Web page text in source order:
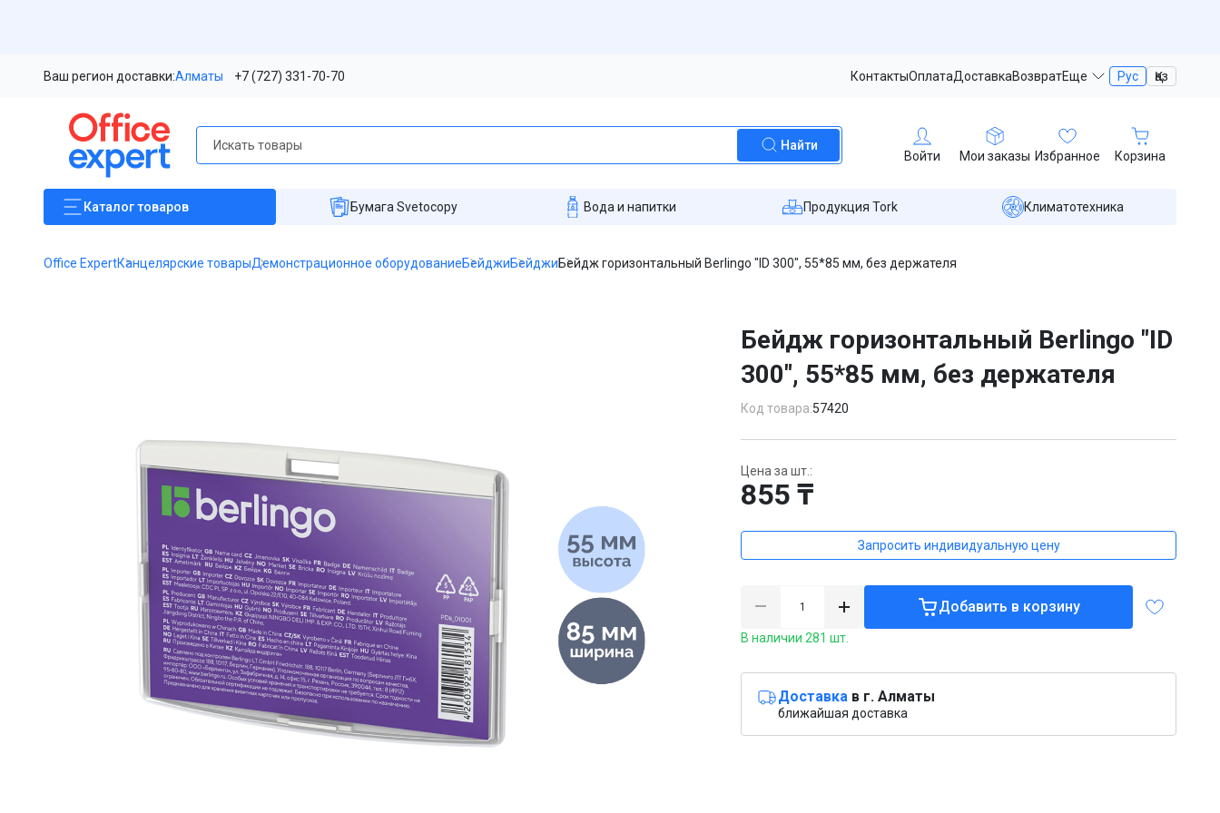
Ваш регион доставки:Алматы +7 (727) 331-70-70 КонтактыОплатаДоставкаВозвратЕще Рус Қаз
Найти
Войти Мои заказы Избранное Корзина
Каталогтоваров Бумага Svetocopy Вода и напитки Продукция Tork Климатотехника
Office ExpertКанцелярские товарыДемонстрационное оборудованиеБейджиБейджиБейдж горизонтальный Berlingo "ID 300", 55*85 мм, без держателя
Бейдж горизонтальный Berlingo "ID
300", 55*85 мм, без держателя
Код товара:57420
Цена за шт.:
855 ₸
Запросить индивидуальную цену
Добавить в корзину
В наличии 281 шт.
Доставка в г. Алматы
ближайшая доставка